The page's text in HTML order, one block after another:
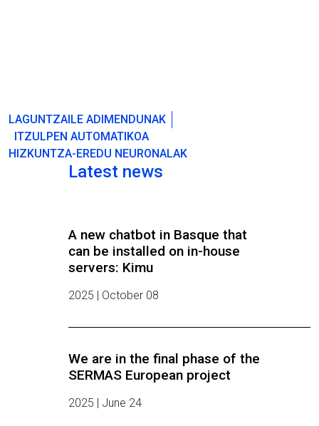
LAGUNTZAILE ADIMENDUNAK
ITZULPEN AUTOMATIKOA
HIZKUNTZA-EREDU NEURONALAK
Latest news
A new chatbot in Basque that
can be installed on in-house
servers: Kimu
2025 | October 08
We are in the final phase of the
SERMAS European project
2025 | June 24